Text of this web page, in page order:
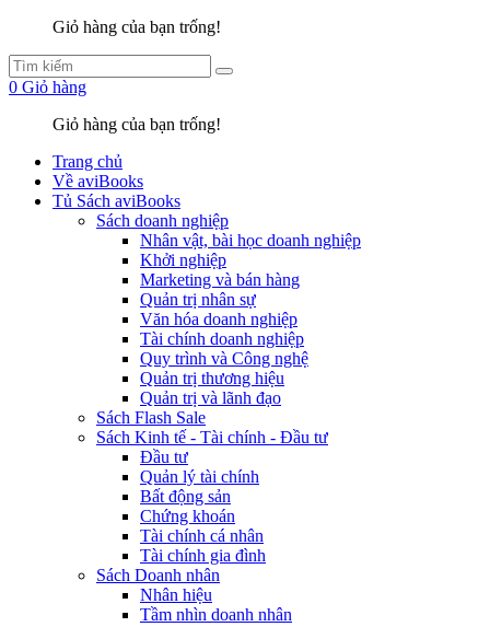
Giỏ hàng của bạn trống!
0 Giỏ hàng
Giỏ hàng của bạn trống!
Trang chủ
Về aviBooks
Tủ Sách aviBooks
Sách doanh nghiệp
Nhân vật, bài học doanh nghiệp
Khởi nghiệp
Marketing và bán hàng
Quản trị nhân sự
Văn hóa doanh nghiệp
Tài chính doanh nghiệp
Quy trình và Công nghệ
Quản trị thương hiệu
Quản trị và lãnh đạo
Sách Flash Sale
Sách Kinh tế - Tài chính - Đầu tư
Đầu tư
Quản lý tài chính
Bất động sản
Chứng khoán
Tài chính cá nhân
Tài chính gia đình
Sách Doanh nhân
Nhân hiệu
Tầm nhìn doanh nhân